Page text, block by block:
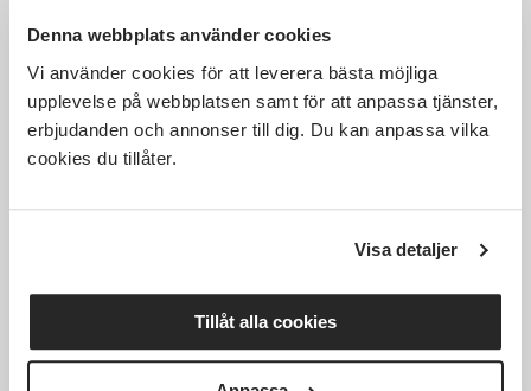
Denna webbplats använder cookies
Vi använder cookies för att leverera bästa möjliga
upplevelse på webbplatsen samt för att anpassa tjänster,
erbjudanden och annonser till dig. Du kan anpassa vilka
cookies du tillåter.
Visa detaljer
Tillåt alla cookies
1 750 SEK
17:30
4 Tillfällen